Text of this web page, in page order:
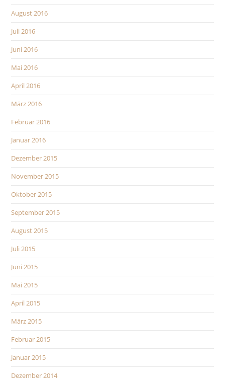
August 2016
Juli 2016
Juni 2016
Mai 2016
April 2016
März 2016
Februar 2016
Januar 2016
Dezember 2015
November 2015
Oktober 2015
September 2015
August 2015
Juli 2015
Juni 2015
Mai 2015
April 2015
März 2015
Februar 2015
Januar 2015
Dezember 2014